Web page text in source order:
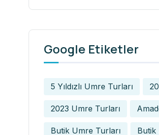
Google Etiketler
5 Yıldızlı Umre Turları
2023 Umre Turları
Butik Umre Turları Butik